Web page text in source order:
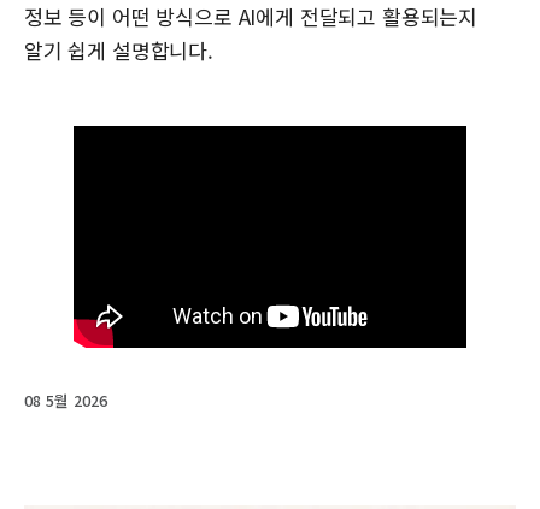
정보 등이 어떤 방식으로 AI에게 전달되고 활용되는지
알기 쉽게 설명합니다.
08 5월 2026